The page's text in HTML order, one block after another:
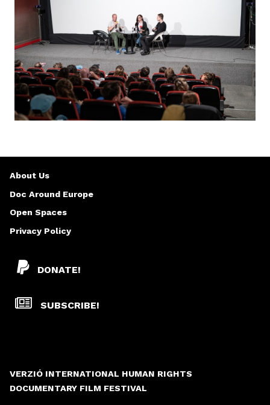
VERZIÓ INTERNATIONAL HUMAN RIGHTS
DOCUMENTARY FILM FESTIVAL
DONATE!
SUBSCRIBE!
About Us
Doc Around Europe
Open Spaces
Privacy Policy